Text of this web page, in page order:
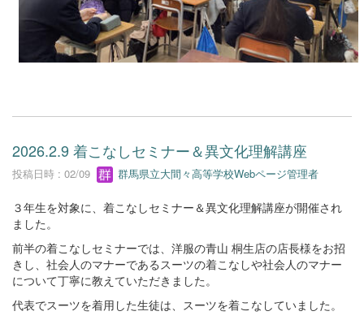
2026.2.9 着こなしセミナー＆異文化理解講座
投稿日時 : 02/09 群馬県立大間々高等学校Webページ管理者
３年生を対象に、着こなしセミナー＆異文化理解講座が開催され
ました。
前半の着こなしセミナーでは、洋服の青山 桐生店の店長様をお招
きし、社会人のマナーであるスーツの着こなしや社会人のマナー
について丁寧に教えていただきました。
代表でスーツを着用した生徒は、スーツを着こなしていました。